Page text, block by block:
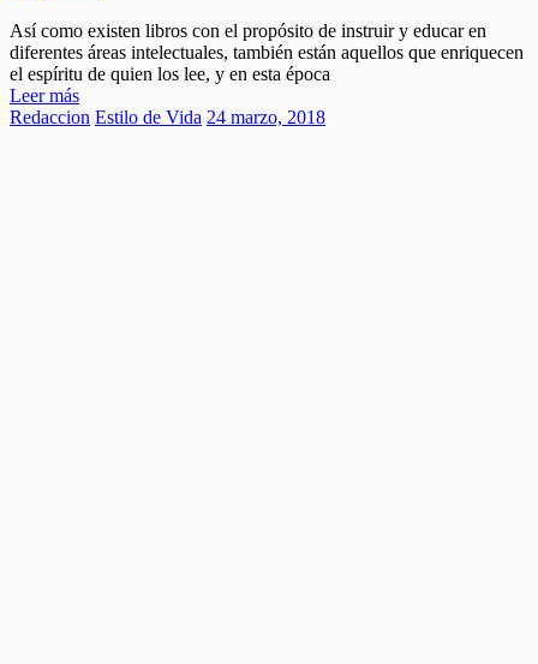
Así como existen libros con el propósito de instruir y educar en
diferentes áreas intelectuales, también están aquellos que enriquecen
el espíritu de quien los lee, y en esta época
Leer más
Redaccion Estilo de Vida 24 marzo, 2018